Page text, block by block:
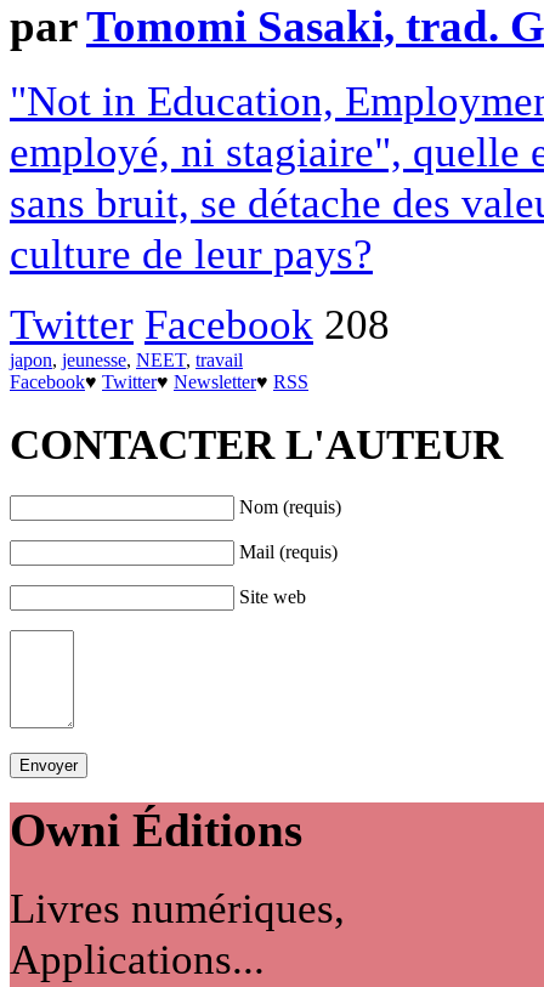
parTomomi Sasaki, trad.
"Not in Education,
employé, ni stagiaire", quelle
sans bruit, se détache des
culture de leur pays?
Twitter Facebook 208
japon, jeunesse, NEET, travail
Facebook♥ Twitter♥ Newsletter♥ RSS
CONTACTER L'AUTEUR
Nom (requis)
Mail (requis)
Site web
Owni Éditions
Livres numériques,
Applications...